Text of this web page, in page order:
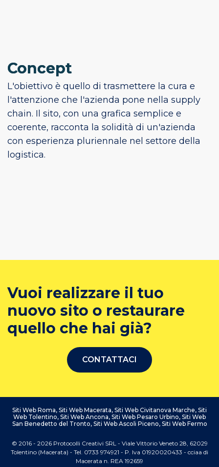
Concept
L'obiettivo è quello di trasmettere la cura e
l'attenzione che l'azienda pone nella supply
chain. Il sito, con una grafica semplice e
coerente, racconta la solidità di un'azienda
con esperienza pluriennale nel settore della
logistica.
Vuoi realizzare il tuo
nuovo sito o restaurare
quello che hai già?
CONTATTACI
Siti Web Roma, Siti Web Macerata, Siti Web Civitanova Marche, Siti
Web Tolentino, Siti Web Ancona, Siti Web Pesaro Urbino, Siti Web
San Benedetto del Tronto, Siti Web Ascoli Piceno, Siti Web Fermo
© 2016 - 2026 Protocolli Creativi SRL - Viale Vittorio Veneto 28, 62029
Tolentino (Macerata) - Tel. 0733 974921 - P. Iva 01920020433 - cciaa di
Macerata n. REA 192659